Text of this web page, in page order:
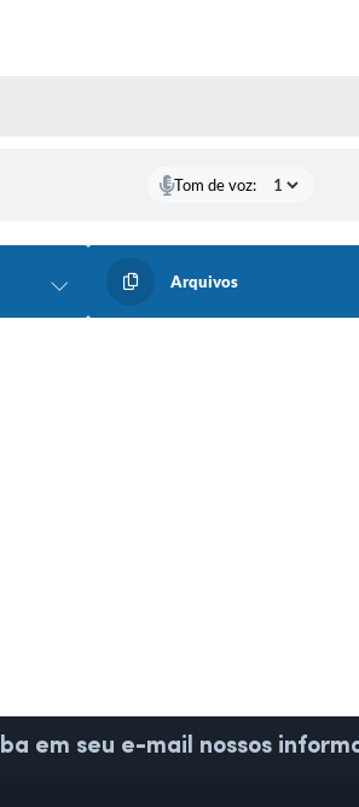
Tom de voz:
Arquivos
em seu e-mail nossos